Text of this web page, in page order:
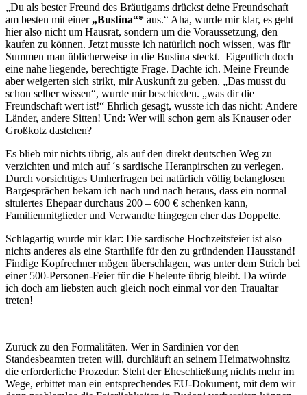
„Du als bester Freund des Bräutigams drückst deine Freundschaft
am besten mit einer„Bustina“* aus.“ Aha, wurde mir klar, es geht
hier also nicht um Hausrat, sondern um die Voraussetzung, den
kaufen zu können. Jetzt musste ich natürlich noch wissen, was für
Summen man üblicherweise in die Bustina steckt. Eigentlich doch
eine nahe liegende, berechtigte Frage. Dachte ich. Meine Freunde
aber weigerten sich strikt, mir Auskunft zu geben. „Das musst du
schon selber wissen“, wurde mir beschieden. „was dir die
Freundschaft wert ist!“ Ehrlich gesagt, wusste ich das nicht: Andere
Länder, andere Sitten! Und: Wer will schon gern als Knauser oder
Großkotz dastehen?
Es blieb mir nichts übrig, als auf den direkt deutschen Weg zu
verzichten und mich auf ´s sardische Heranpirschen zu verlegen.
Durch vorsichtiges Umherfragen bei natürlich völlig belanglosen
Bargesprächen bekam ich nach und nach heraus, dass ein normal
situiertes Ehepaar durchaus 200 – 600 € schenken kann,
Familienmitglieder und Verwandte hingegen eher das Doppelte.
Schlagartig wurde mir klar: Die sardische Hochzeitsfeier ist also
nichts anderes als eine Starthilfe für den zu gründenden Hausstand!
Findige Kopfrechner mögen überschlagen, was unter dem Strich bei
einer 500-Personen-Feier für die Eheleute übrig bleibt. Da würde
ich doch am liebsten auch gleich noch einmal vor den Traualtar
treten!
Zurück zu den Formalitäten. Wer in Sardinien vor den
Standesbeamten treten will, durchläuft an seinem Heimatwohnsitz
die erforderliche Prozedur. Steht der Eheschließung nichts mehr im
Wege, erbittet man ein entsprechendes EU-Dokument, mit dem wir